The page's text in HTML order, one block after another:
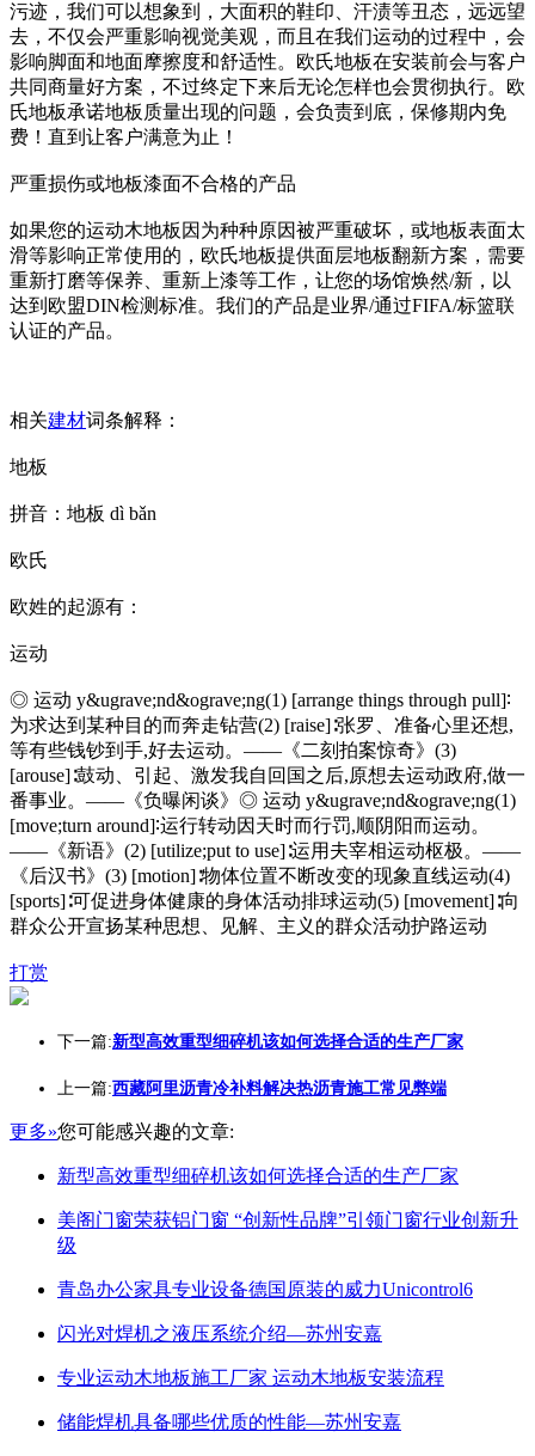
污迹，我们可以想象到，大面积的鞋印、汗渍等丑态，远远望
去，不仅会严重影响视觉美观，而且在我们运动的过程中，会
影响脚面和地面摩擦度和舒适性。欧氏地板在安装前会与客户
共同商量好方案，不过终定下来后无论怎样也会贯彻执行。欧
氏地板承诺地板质量出现的问题，会负责到底，保修期内免
费！直到让客户满意为止！
严重损伤或地板漆面不合格的产品
如果您的运动木地板因为种种原因被严重破坏，或地板表面太
滑等影响正常使用的，欧氏地板提供面层地板翻新方案，需要
重新打磨等保养、重新上漆等工作，让您的场馆焕然/新，以
达到欧盟DIN检测标准。我们的产品是业界/通过FIFA/标篮联
认证的产品。
相关建材词条解释：
地板
拼音：地板 dì bǎn
欧氏
欧姓的起源有：
运动
◎ 运动 y&ugrave;nd&ograve;ng(1) [arrange things through pull]∶
为求达到某种目的而奔走钻营(2) [raise]∶张罗、准备心里还想,
等有些钱钞到手,好去运动。——《二刻拍案惊奇》(3)
[arouse]∶鼓动、引起、激发我自回国之后,原想去运动政府,做一
番事业。——《负曝闲谈》◎ 运动 y&ugrave;nd&ograve;ng(1)
[move;turn around]∶运行转动因天时而行罚,顺阴阳而运动。
——《新语》(2) [utilize;put to use]∶运用夫宰相运动枢极。——
《后汉书》(3) [motion]∶物体位置不断改变的现象直线运动(4)
[sports]∶可促进身体健康的身体活动排球运动(5) [movement]∶向
群众公开宣扬某种思想、见解、主义的群众活动护路运动
打赏
下一篇:新型高效重型细碎机该如何选择合适的生产厂家
上一篇:西藏阿里沥青冷补料解决热沥青施工常见弊端
更多»您可能感兴趣的文章:
新型高效重型细碎机该如何选择合适的生产厂家
美阁门窗荣获铝门窗 “创新性品牌”引领门窗行业创新升
级
青岛办公家具专业设备德国原装的威力Unicontrol6
闪光对焊机之液压系统介绍—苏州安嘉
专业运动木地板施工厂家 运动木地板安装流程
储能焊机具备哪些优质的性能—苏州安嘉